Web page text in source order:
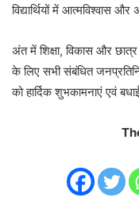
विद्यार्थियों में आत्मविश्वास
अंत में शिक्षा, विकास और छात्र
के लिए सभी संबंधित
को हार्दिक शुभकामनाएं एवं